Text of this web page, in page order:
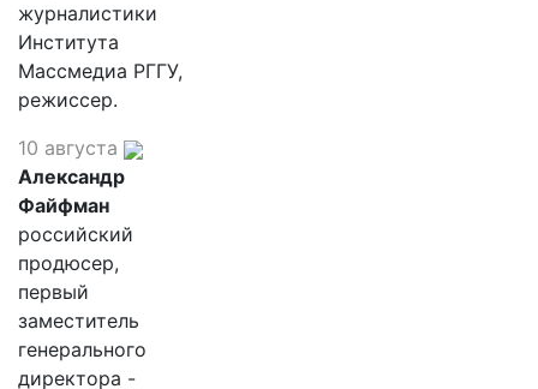
журналистики
Института
Массмедиа РГГУ,
режиссер.
10 августа
Александр
Файфман
российский
продюсер,
первый
заместитель
генерального
директора -